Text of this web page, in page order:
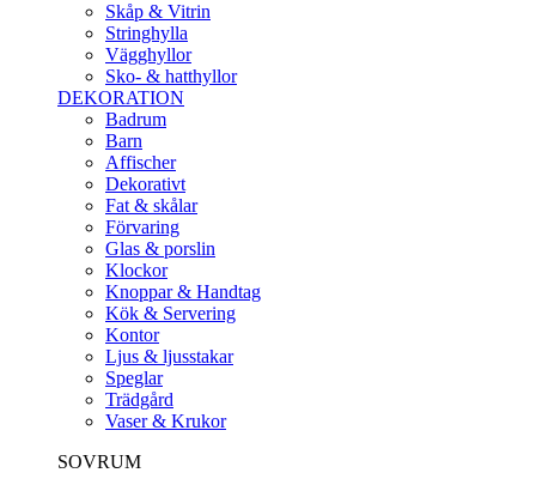
Skåp & Vitrin
Stringhylla
Vägghyllor
Sko- & hatthyllor
DEKORATION
Badrum
Barn
Affischer
Dekorativt
Fat & skålar
Förvaring
Glas & porslin
Klockor
Knoppar & Handtag
Kök & Servering
Kontor
Ljus & ljusstakar
Speglar
Trädgård
Vaser & Krukor
SOVRUM